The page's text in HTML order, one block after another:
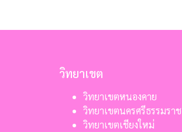
วิทยาเขต
วิทยาเขตหนองคาย
วิทยาเขตนครศรีธรรมราช
วิทยาเขตเชียงใหม่